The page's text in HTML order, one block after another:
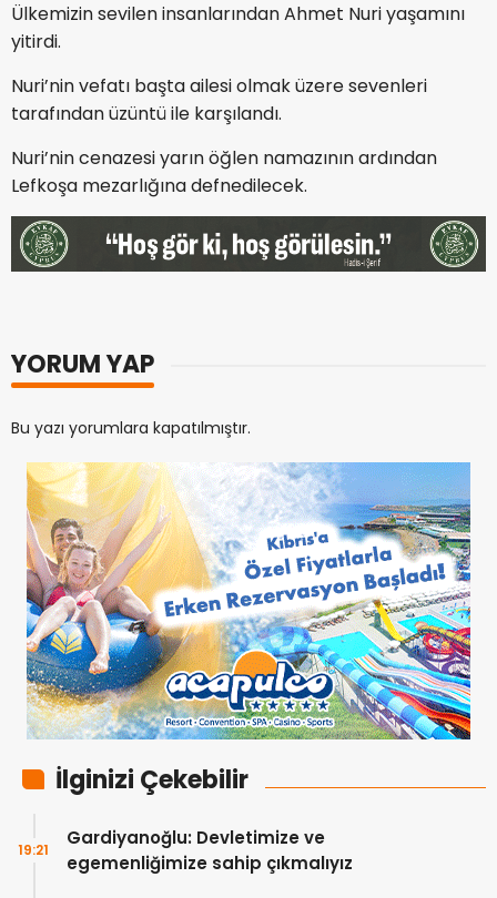
Ülkemizin sevilen insanlarından Ahmet Nuri yaşamını
yitirdi.
Nuri’nin vefatı başta ailesi olmak üzere sevenleri
tarafından üzüntü ile karşılandı.
Nuri’nin cenazesi yarın öğlen namazının ardından
Lefkoşa mezarlığına defnedilecek.
YORUM YAP
Bu yazı yorumlara kapatılmıştır.
İlginizi Çekebilir
Gardiyanoğlu: Devletimize ve
egemenliğimize sahip çıkmalıyız
19:21